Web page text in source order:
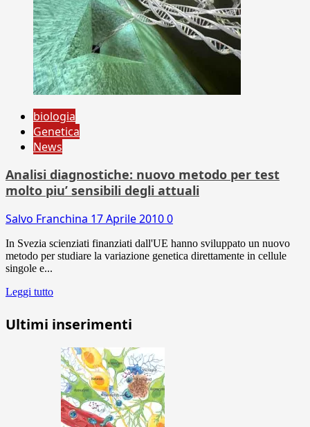
biologia
Genetica
News
Analisi diagnostiche: nuovo metodo per test
molto piu’ sensibili degli attuali
Salvo Franchina 17 Aprile 20100
In Svezia scienziati finanziati dall'UE hanno sviluppato un nuovo
metodo per studiare la variazione genetica direttamente in cellule
singole e...
Leggi tutto
Ultimi inserimenti